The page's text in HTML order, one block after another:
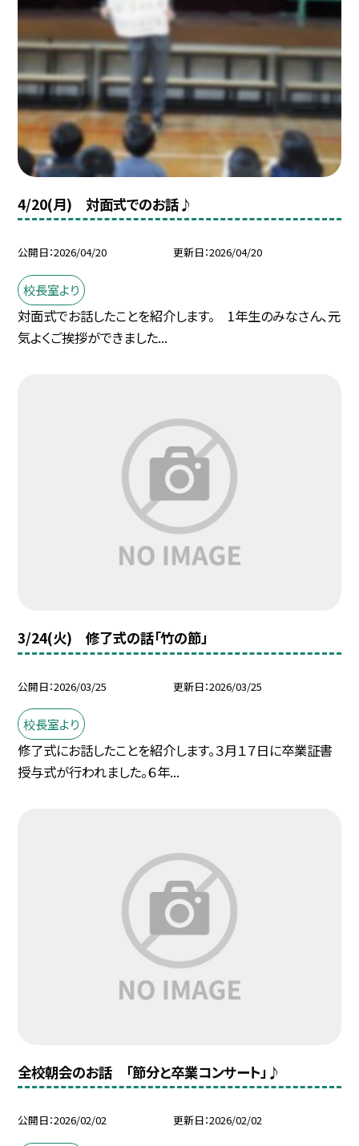
4/20(月) 対面式でのお話♪
公開日 2026/04/20 更新日 2026/04/20
校長室より
対面式でお話したことを紹介します。 1年生のみなさん、元
気よくご挨拶ができました...
3/24(火) 修了式の話「竹の節」
公開日 2026/03/25 更新日 2026/03/25
校長室より
修了式にお話したことを紹介します。３月１７日に卒業証書
授与式が行われました。６年...
全校朝会のお話 「節分と卒業コンサート」♪
公開日 2026/02/02 更新日 2026/02/02